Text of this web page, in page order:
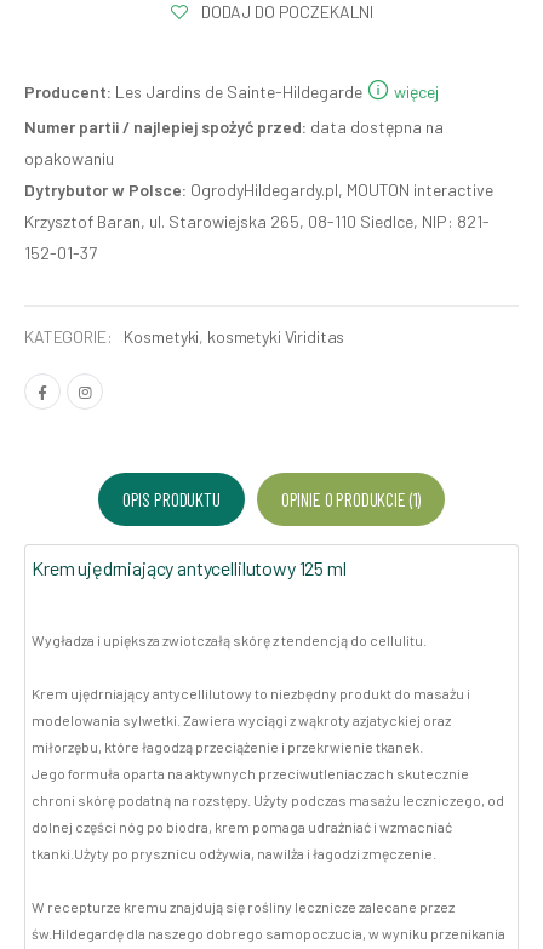
DODAJ DO POCZEKALNI
Producent: Les Jardins de Sainte-Hildegarde
więcej
Numer partii / najlepiej spożyć przed: data dostępna na
opakowaniu
Dytrybutor w Polsce: OgrodyHildegardy.pl, MOUTON interactive
Krzysztof Baran, ul. Starowiejska 265, 08-110 Siedlce, NIP: 821-
152-01-37
KATEGORIE: Kosmetyki, kosmetyki Viriditas
OPIS PRODUKTU OPINIE O PRODUKCIE (1)
Krem ujędrniający antycellilutowy 125 ml
Wygładza i upiększa zwiotczałą skórę z tendencją do cellulitu.
Krem ujędrniający antycellilutowy to niezbędny produkt do masażu i
modelowania sylwetki. Zawiera wyciągi z wąkroty azjatyckiej oraz
miłorzębu, które łagodzą przeciążenie i przekrwienie tkanek.
Jego formuła oparta na aktywnych przeciwutleniaczach skutecznie
chroni skórę podatną na rozstępy. Użyty podczas masażu leczniczego, od
dolnej części nóg po biodra, krem pomaga udrażniać i wzmacniać
tkanki.Użyty po prysznicu odżywia, nawilża i łagodzi zmęczenie.
W recepturze kremu znajdują się rośliny lecznicze zalecane przez
św.Hildegardę dla naszego dobrego samopoczucia, w wyniku przenikania